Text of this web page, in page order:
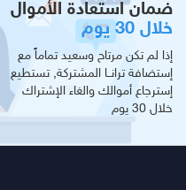
ضمان استعادة الأموال
خلال 30 يوم
إذا لم تكن مرتاح وسعيد تماماً مع
إستضافة ترانــا المشتركة, تستطيع
إسترجاع أموالك والغاء الإشتراك
خلال 30 يوم